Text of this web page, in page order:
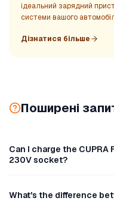
ідеальний зарядний
системи вашого
Дізнатися більше
Поширені
Can I charge the
230V socket?
What's the difference